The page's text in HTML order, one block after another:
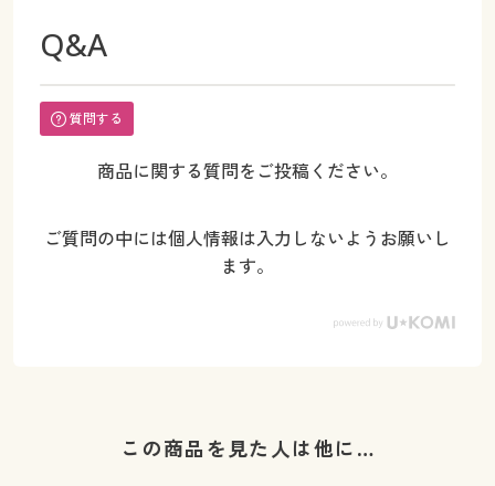
Q&A
質問する
商品に関する質問をご投稿ください。
ご質問の中には個人情報は入力しないようお願いし
ます。
この商品を見た人は他に…